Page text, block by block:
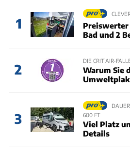
1
Preiswerter
Bad und 2
2
DIE CRIT’AIR-
Warum Sie
3
600 FT
Viel Platz
Details